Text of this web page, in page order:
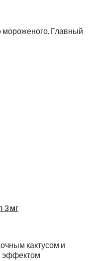
мороженого. Главный
3 мг
кактусом и
эффектом